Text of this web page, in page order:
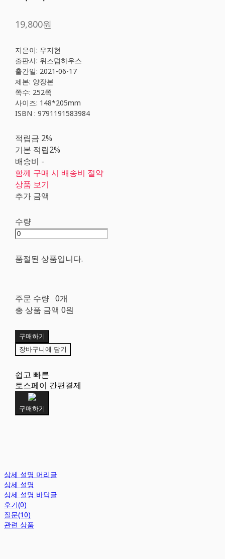
19,800원
지은이: 우지현
출판사: 위즈덤하우스
출간일: 2021-06-17
제본: 양장본
쪽수: 252쪽
사이즈: 148*205mm
ISBN : 9791191583984
적립금 2%
기본 적립2%
배송비 -
함께 구매 시 배송비 절약
상품 보기
추가 금액
수량
품절된 상품입니다.
주문 수량 0개
총 상품 금액 0원
구매하기
장바구니에 담기
쉽고 빠른
토스페이 간편결제
구매하기
상세 설명 머리글
상세 설명
상세 설명 바닥글
후기(0)
질문(10)
관련 상품